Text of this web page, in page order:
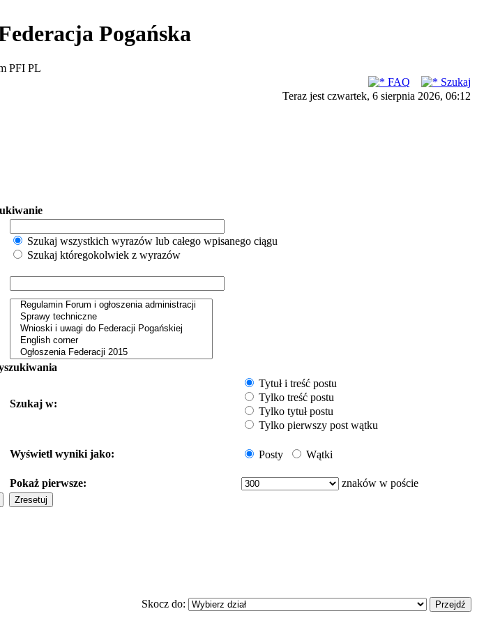
Pogańska
PFI PL
FAQ
Szukaj
Teraz jest czwartek, 6 sierpnia 2026, 06:12
Szukaj wszystkich wyrazów lub całego wpisanego ciągu
Szukaj któregokolwiek z wyrazów
Szukaj w:
Tytuł i treść postu
Tylko treść postu
Tylko tytuł postu
Tylko pierwszy post wątku
Wyświetl wyniki jako: Posty Wątki
Pokaż pierwsze: znaków w poście
Skocz do: